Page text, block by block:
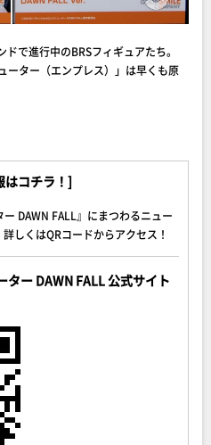
で進行中のBRSフィギュアたち。
ーター（エンプレス）」は早くも原
はコチラ！]
DAWN FALL』にまつわるニュー
しくはQRコードからアクセス！
ー DAWN FALL 公式サイト